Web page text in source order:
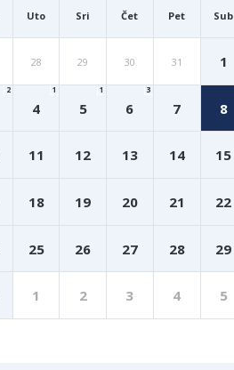
Uto Sri Čet Pet Sub
28 29 30 31 1
2
4
1
5
1
6
3
7 8
11 12 13 14 15
18 19 20 21 22
25 26 27 28 29
1 2 3 4 5